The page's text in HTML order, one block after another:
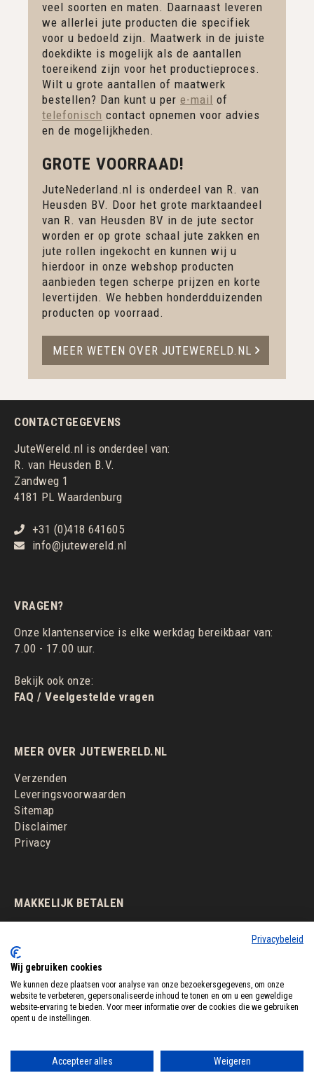
veel soorten en maten. Daarnaast leveren
we allerlei jute producten die specifiek
voor u bedoeld zijn. Maatwerk in de juiste
doekdikte is mogelijk als de aantallen
toereikend zijn voor het productieproces.
Wilt u grote aantallen of maatwerk
bestellen? Dan kunt u per e-mail of
telefonisch contact opnemen voor advies
en de mogelijkheden.
GROTE VOORRAAD!
JuteNederland.nl is onderdeel van R. van
Heusden BV. Door het grote marktaandeel
van R. van Heusden BV in de jute sector
worden er op grote schaal jute zakken en
jute rollen ingekocht en kunnen wij u
hierdoor in onze webshop producten
aanbieden tegen scherpe prijzen en korte
levertijden. We hebben honderdduizenden
producten op voorraad.
MEER WETEN OVER JUTEWERELD.NL
CONTACTGEGEVENS
JuteWereld.nl is onderdeel van:
R. van Heusden B.V.
Zandweg 1
4181 PL Waardenburg
+31 (0)418 641605
info@jutewereld.nl
VRAGEN?
Onze klantenservice is elke werkdag bereikbaar van:
7.00 - 17.00 uur.
Bekijk ook onze:
FAQ / Veelgestelde vragen
MEER OVER JUTEWERELD.NL
Verzenden
Leveringsvoorwaarden
Sitemap
Disclaimer
Privacy
MAKKELIJK BETALEN
Privacybeleid
Wij gebruiken cookies
We kunnen deze plaatsen voor analyse van onze bezoekersgegevens, om onze
website te verbeteren, gepersonaliseerde inhoud te tonen en om u een geweldige
website-ervaring te bieden. Voor meer informatie over de cookies die we gebruiken
opent u de instellingen.
Accepteer alles Weigeren